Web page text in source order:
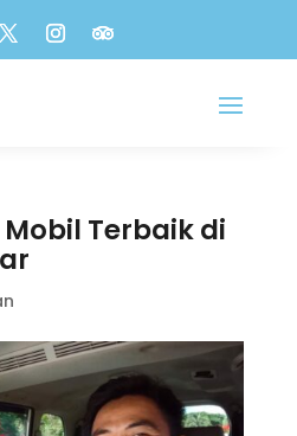
Terbaik di